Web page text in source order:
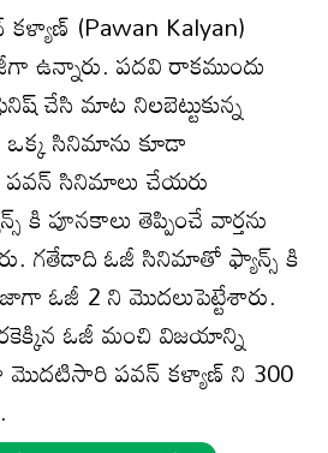
(Pawan Kalyan)
ఉన్నారు. పదవి రాకముందు
చేసి మాట నిలబెట్టుకున్న
సినిమాను కూడా
పవన్ సినిమాలు చేయరు
కి పూనకాలు తెప్పించే వార్తను
గతేడాది ఓజీ సినిమాతో ఫ్యాన్స్ కి
ఓజీ 2 ని మొదలుపెట్టేశారు.
ఓజీ మంచి విజయాన్ని
మొదటిసారి పవన్ కళ్యాణ్ ని 300